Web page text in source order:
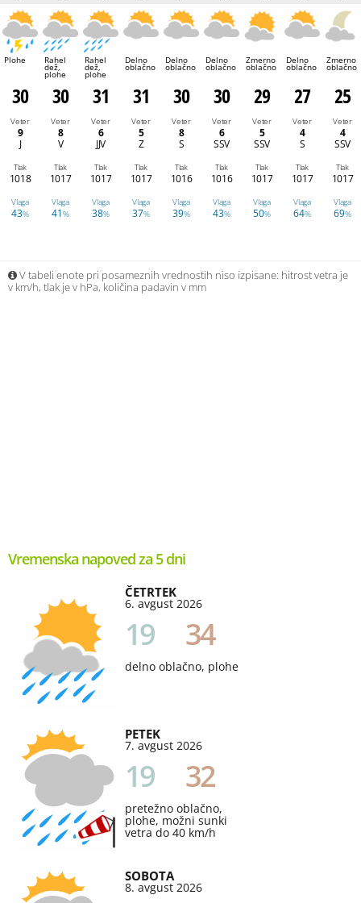
Plohe Rahel
dež,
plohe
Rahel
dež,
plohe
Delno
oblačno
Delno
oblačno
Delno
oblačno
Zmerno
oblačno
Delno
oblačno
Zmerno
oblačno
30 30 31 31 30 30 29 27 25
Veter
9
J
Veter
8
V
Veter
6
JJV
Veter
5
Z
Veter
8
S
Veter
6
SSV
Veter
5
SSV
Veter
4
S
Veter
4
SSV
Tlak
1018
Tlak
1017
Tlak
1017
Tlak
1017
Tlak
1016
Tlak
1016
Tlak
1017
Tlak
1017
Tlak
1017
Vlaga
43%
Vlaga
41%
Vlaga
38%
Vlaga
37%
Vlaga
39%
Vlaga
43%
Vlaga
50%
Vlaga
64%
Vlaga
69%
V tabeli enote pri posameznih vrednostih niso izpisane: hitrost vetra je
v km/h, tlak je v hPa, količina padavin v mm
Vremenska napoved za 5 dni
ČETRTEK
6. avgust 2026
19 34
delno oblačno, plohe
PETEK
7. avgust 2026
19 32
pretežno oblačno,
plohe, možni sunki
vetra do 40 km/h
SOBOTA
8. avgust 2026